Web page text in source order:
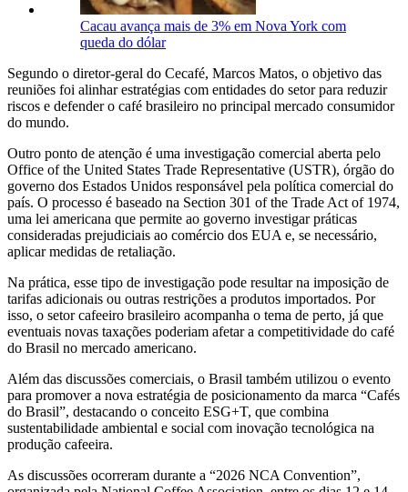
Cacau avança mais de 3% em Nova York com
queda do dólar
Segundo o diretor-geral do Cecafé, Marcos Matos, o objetivo das
reuniões foi alinhar estratégias com entidades do setor para reduzir
riscos e defender o café brasileiro no principal mercado consumidor
do mundo.
Outro ponto de atenção é uma investigação comercial aberta pelo
Office of the United States Trade Representative (USTR), órgão do
governo dos Estados Unidos responsável pela política comercial do
país. O processo é baseado na Section 301 of the Trade Act of 1974,
uma lei americana que permite ao governo investigar práticas
consideradas prejudiciais ao comércio dos EUA e, se necessário,
aplicar medidas de retaliação.
Na prática, esse tipo de investigação pode resultar na imposição de
tarifas adicionais ou outras restrições a produtos importados. Por
isso, o setor cafeeiro brasileiro acompanha o tema de perto, já que
eventuais novas taxações poderiam afetar a competitividade do café
do Brasil no mercado americano.
Além das discussões comerciais, o Brasil também utilizou o evento
para promover a nova estratégia de posicionamento da marca “Cafés
do Brasil”, destacando o conceito ESG+T, que combina
sustentabilidade ambiental e social com inovação tecnológica na
produção cafeeira.
As discussões ocorreram durante a “2026 NCA Convention”,